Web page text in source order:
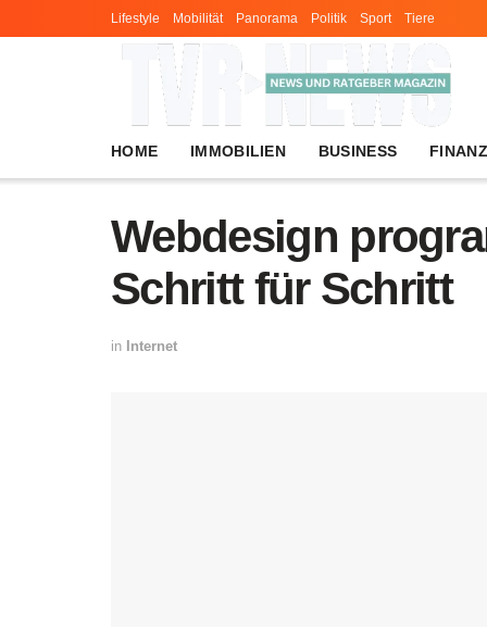
Lifestyle Mobilität Panorama Politik Sport Tiere
HOME IMMOBILIEN BUSINESS
Webdesign
Schritt für Schritt
in Internet